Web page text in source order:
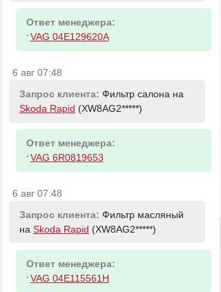
Ответ менеджера:
- VAG 04E129620A
6 авг 07:48
Запрос клиента: Фильтр салона на
Skoda Rapid (XW8AG2*****)
Ответ менеджера:
- VAG 6R0819653
6 авг 07:48
Запрос клиента: Фильтр масляный
на Skoda Rapid (XW8AG2*****)
Ответ менеджера:
- VAG 04E115561H